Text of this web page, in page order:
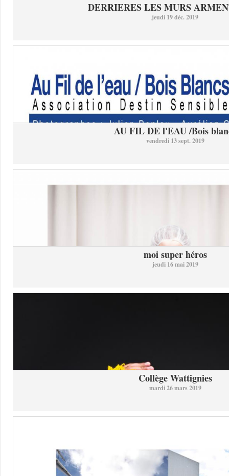
DERRIERES LES MURS
jeudi 19 déc. 2019
AU FIL DE l'EAU /Bois
vendredi 13 sept. 2019
moi super héros
jeudi 16 mai 2019
Collège Wattignies
mardi 26 mars 2019